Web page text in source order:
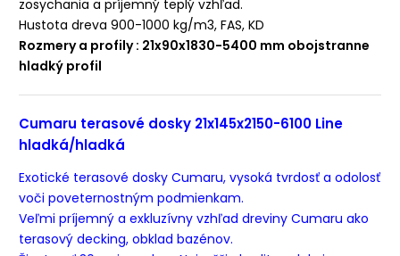
zosychania a príjemný teplý vzhľad.
Hustota dreva 900-1000 kg/m3, FAS, KD
Rozmery a profily : 21x90x1830-5400 mm obojstranne
hladký profil
Cumaru terasové dosky 21x145x2150-6100 Line
hladká/hladká
Exotické terasové dosky Cumaru, vysoká tvrdosť a odolosť
voči poveternostným podmienkam.
Veľmi príjemný a exkluzívny vzhľad dreviny Cumaru ako
terasový decking, obklad bazénov.